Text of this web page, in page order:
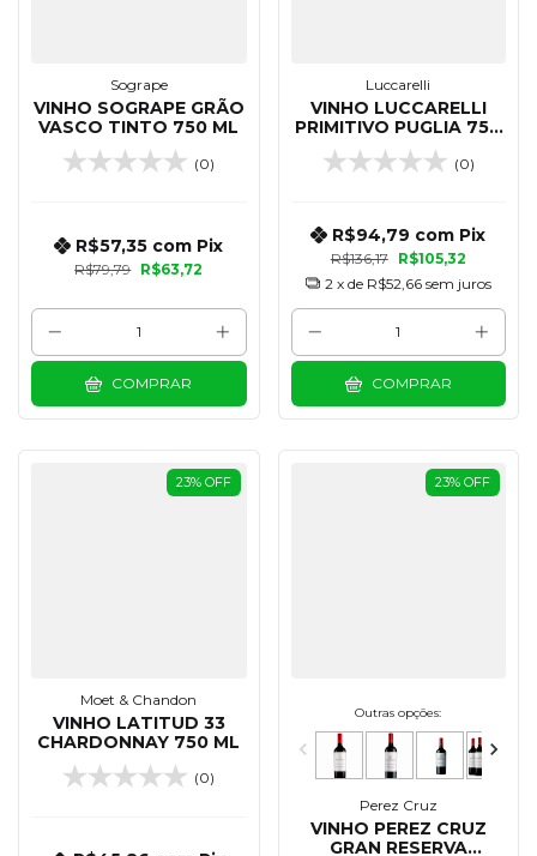
Sogrape
VINHO SOGRAPE GRÃO
VASCO TINTO 750 ML
(0)
R$79,79 R$63,72
R$57,35 com Pix
COMPRAR
Luccarelli
VINHO LUCCARELLI
PRIMITIVO PUGLIA 750
ML
(0)
R$136,17 R$105,32
R$94,79 com Pix
2 x de R$52,66 sem juros
COMPRAR
23% OFF
Moet & Chandon
VINHO LATITUD 33
CHARDONNAY 750 ML
(0)
23% OFF
Outras opções:
Perez Cruz
VINHO PEREZ CRUZ
GRAN RESERVA